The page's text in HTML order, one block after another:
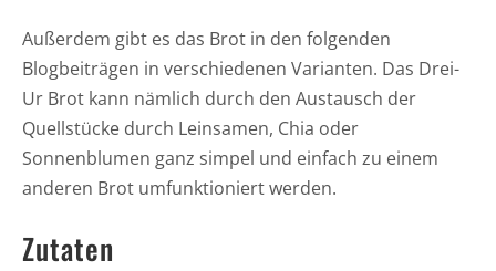
Außerdem gibt es das Brot in den folgenden
Blogbeiträgen in verschiedenen Varianten. Das Drei-
Ur Brot kann nämlich durch den Austausch der
Quellstücke durch Leinsamen, Chia oder
Sonnenblumen ganz simpel und einfach zu einem
anderen Brot umfunktioniert werden.
Zutaten